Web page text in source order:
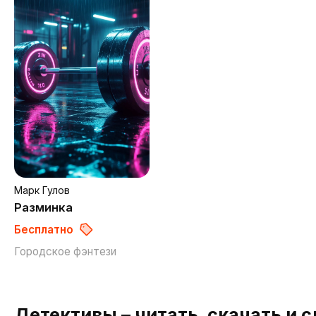
Марк Гулов
Разминка
Бесплатно
Городское фэнтези